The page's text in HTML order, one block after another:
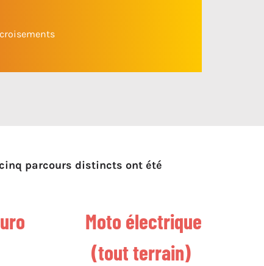
parcours distincts ont été
Moto électrique
(tout terrain)